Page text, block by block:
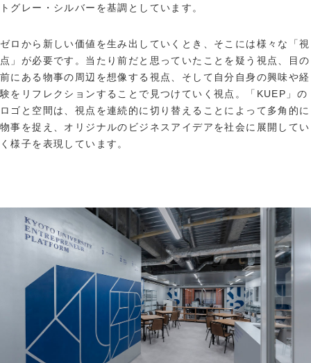
トグレー・シルバーを基調としています。
ゼロから新しい価値を生み出していくとき、そこには様々な「視
点」が必要です。当たり前だと思っていたことを疑う視点、目の
前にある物事の周辺を想像する視点、そして自分自身の興味や経
験をリフレクションすることで見つけていく視点。「KUEP」の
ロゴと空間は、視点を連続的に切り替えることによって多角的に
物事を捉え、オリジナルのビジネスアイデアを社会に展開してい
く様子を表現しています。